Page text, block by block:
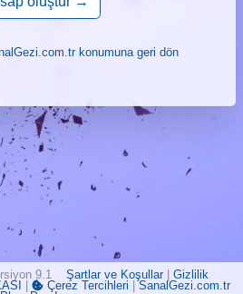
konumuna geri dön
9.1 Şartlar ve Koşullar| Gizlilik
Çerez Tercihleri |SanalGezi.com.tr